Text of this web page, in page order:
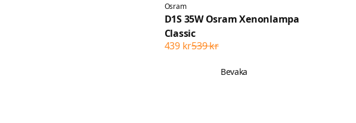
Osram
D1S 35W Osram Xenonlampa
Classic
539 kr
439 kr
Bevaka